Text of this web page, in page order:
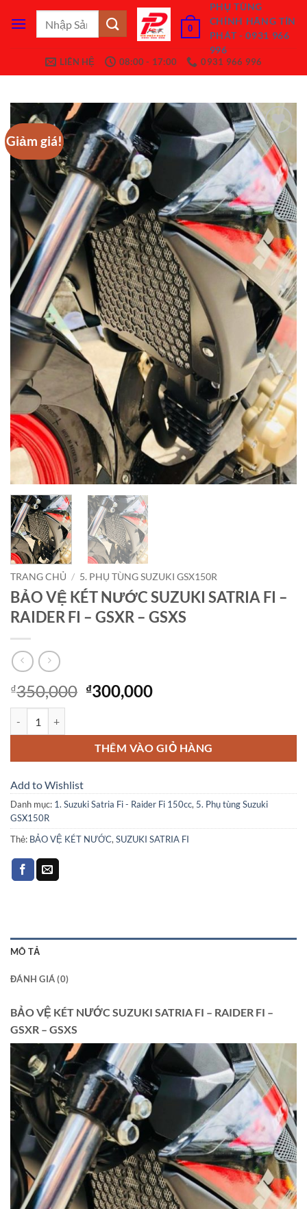
qua
0
PHỤ TÙNG
CHÍNH HÃNG TÍN
PHÁT - 0931 966
996
LIÊN HỆ
08:00 - 17:00 0931 966 996
Giảm giá!
Add to
Wishlist
TRANG CHỦ / 5. PHỤ TÙNG SUZUKI GSX150R
BẢO VỆ KÉT NƯỚC SUZUKI SATRIA FI –
RAIDER FI – GSXR – GSXS
₫350,000 Giá
₫350,000.
₫300,000Giá
là:
₫300,000.
THÊM VÀO GIỎ HÀNG
Add to Wishlist
Danh mục: 1. Suzuki Satria Fi - Raider Fi 150cc, 5. Phụ tùng Suzuki
GSX150R
Thẻ: BẢO VỆ KÉT NƯỚC,SUZUKI SATRIA FI
MÔ TẢ
ĐÁNH GIÁ (0)
BẢO VỆ KÉT NƯỚC SUZUKI SATRIA FI – RAIDER FI –
GSXR – GSXS